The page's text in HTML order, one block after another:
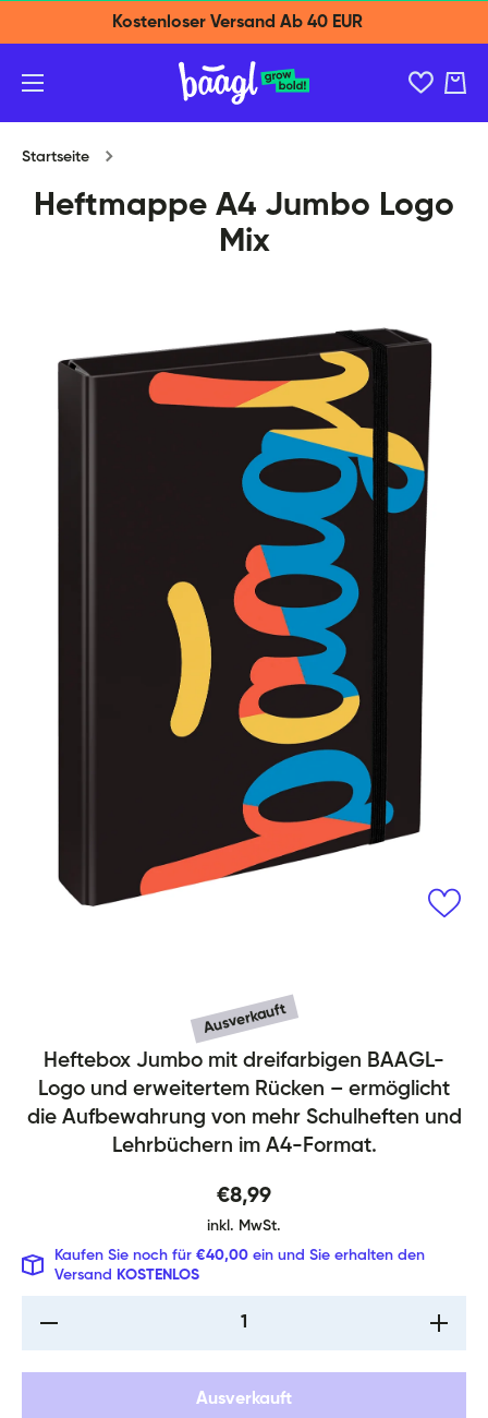
Direkt zum InhaltKostenloser Versand Ab 40 EUR
Startseite
Heftmappe A4 Jumbo Logo
Mix
Ausverkauft
Heftmappe A4 Jumbo Logo
Heftebox Jumbo mit dreifarbigen BAAGL-
Logo und erweitertem Rücken – ermöglicht
die Aufbewahrung von mehr Schulheften und
Lehrbüchern im A4-Format.
€8,99
inkl. MwSt.
Kaufen Sie noch für €40,00 ein und Sie erhalten den
Versand KOSTENLOS
Verringere
Erhöhe
Menge
Ausverkauft